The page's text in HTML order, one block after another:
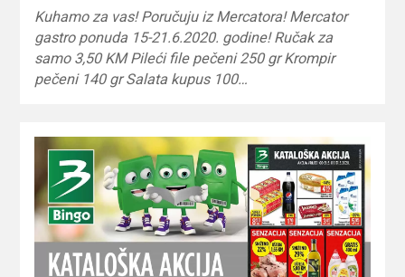
Kuhamo za vas! Poručuju iz Mercatora! Mercator
gastro ponuda 15-21.6.2020. godine! Ručak za
samo 3,50 KM Pileći file pečeni 250 gr Krompir
pečeni 140 gr Salata kupus 100…